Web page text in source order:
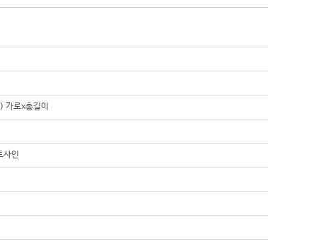
로x총길이
사인